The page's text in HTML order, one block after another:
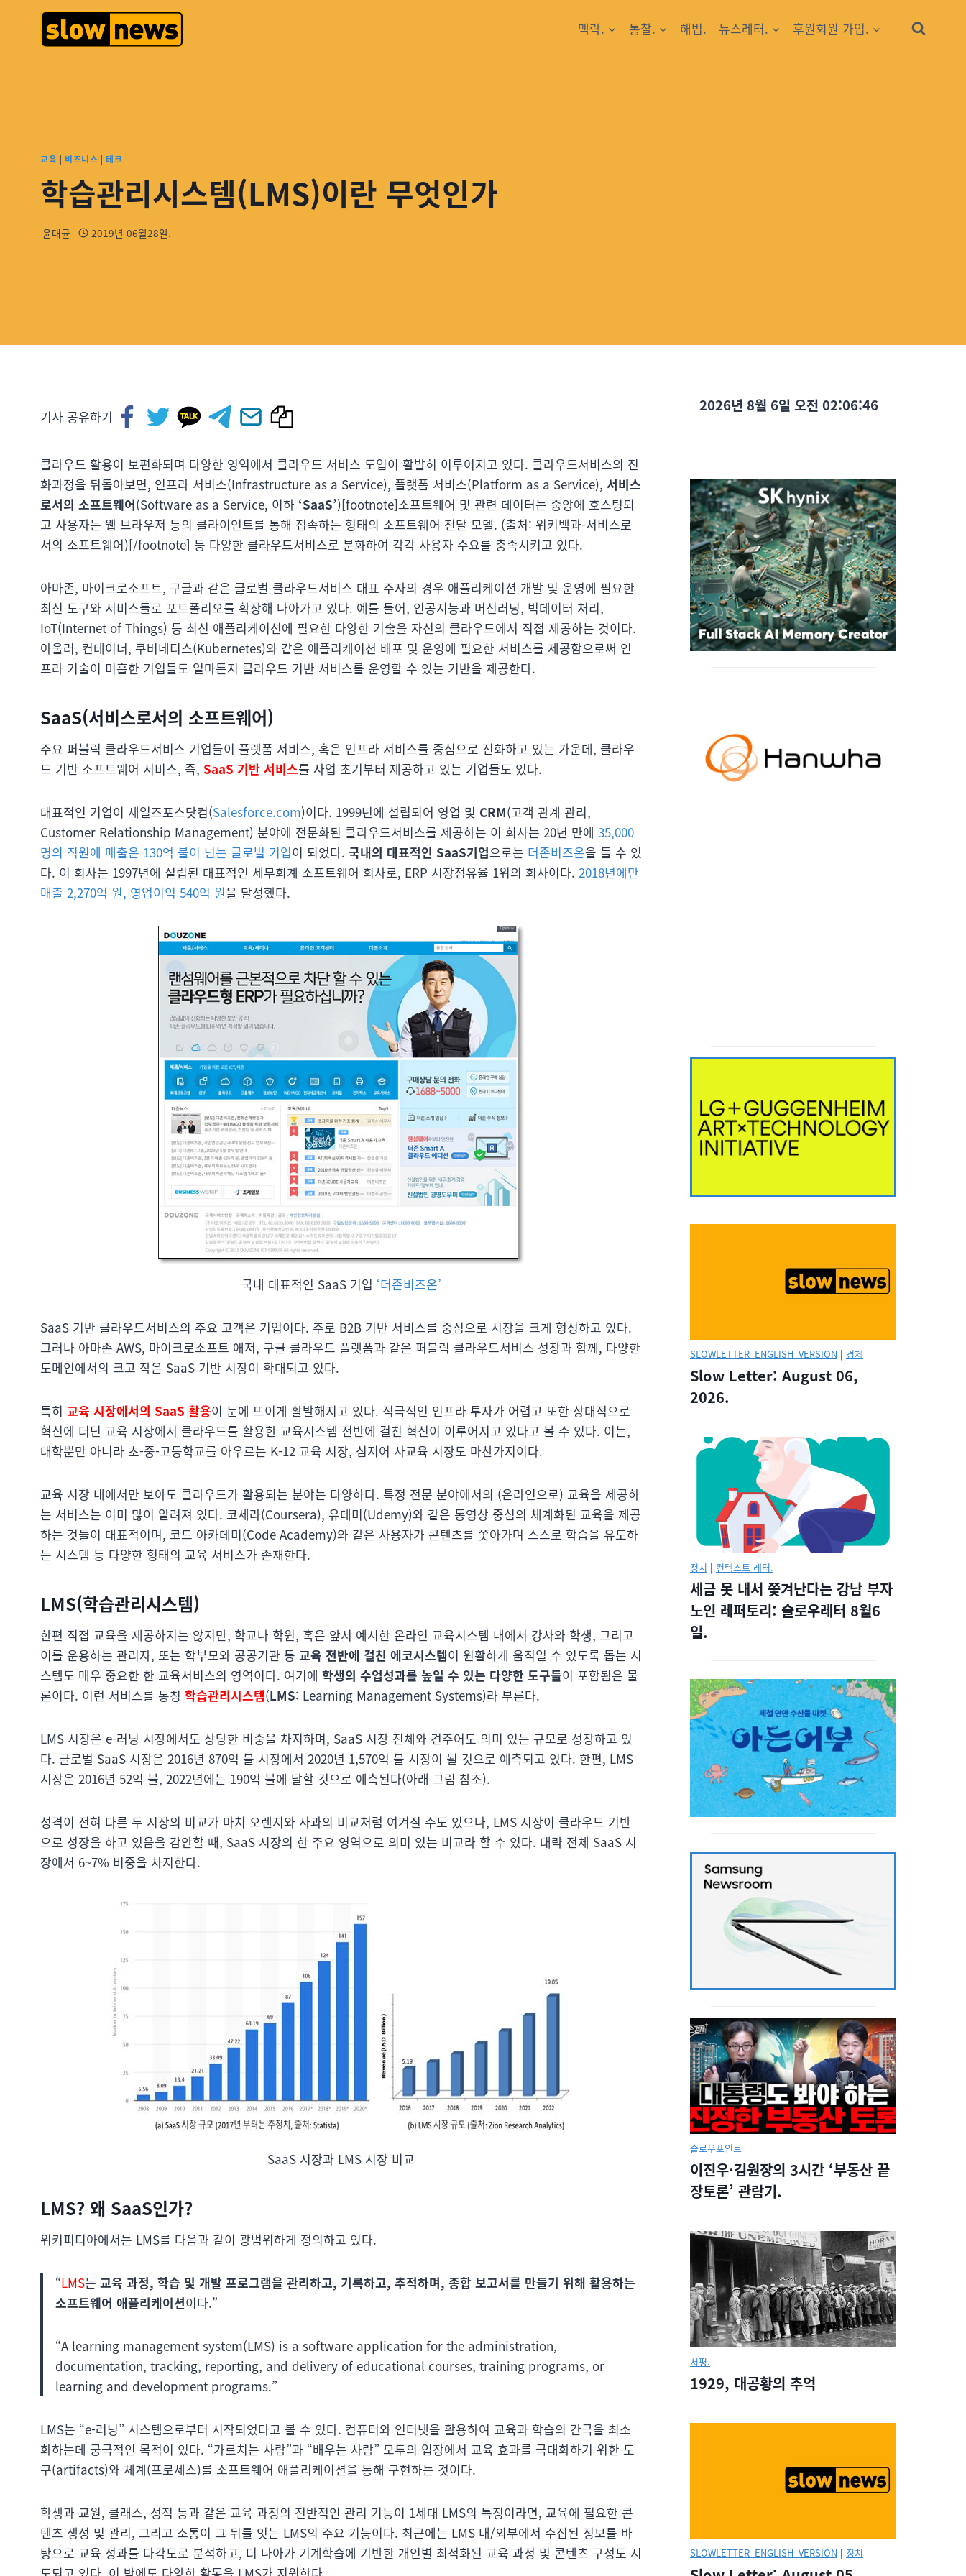
맥락. 통찰. 해법. 뉴스레터. 후원회원 가입.
교육 | 비즈니스 |테크
학습관리시스템(LMS)이란 무엇인가
윤대균 2019년 06월28일.
기사 공유하기
클라우드 활용이 보편화되며 다양한 영역에서 클라우드 서비스 도입이 활발히 이루어지고 있다. 클라우드서비스의 진
화과정을 뒤돌아보면, 인프라 서비스(Infrastructure as a Service), 플랫폼 서비스(Platform as a Service), 서비스
로서의 소프트웨어(Software as a Service, 이하 ‘SaaS’)[footnote]소프트웨어 및 관련 데이터는 중앙에 호스팅되
고 사용자는 웹 브라우저 등의 클라이언트를 통해 접속하는 형태의 소프트웨어 전달 모델. (출처: 위키백과-서비스로
서의 소프트웨어)[/footnote] 등 다양한 클라우드서비스로 분화하여 각각 사용자 수요를 충족시키고 있다.
아마존, 마이크로소프트, 구글과 같은 글로벌 클라우드서비스 대표 주자의 경우 애플리케이션 개발 및 운영에 필요한
최신 도구와 서비스들로 포트폴리오를 확장해 나아가고 있다. 예를 들어, 인공지능과 머신러닝, 빅데이터 처리,
IoT(Internet of Things) 등 최신 애플리케이션에 필요한 다양한 기술을 자신의 클라우드에서 직접 제공하는 것이다.
아울러, 컨테이너, 쿠버네티스(Kubernetes)와 같은 애플리케이션 배포 및 운영에 필요한 서비스를 제공함으로써 인
프라 기술이 미흡한 기업들도 얼마든지 클라우드 기반 서비스를 운영할 수 있는 기반을 제공한다.
SaaS(서비스로서의 소프트웨어)
주요 퍼블릭 클라우드서비스 기업들이 플랫폼 서비스, 혹은 인프라 서비스를 중심으로 진화하고 있는 가운데, 클라우
드 기반 소프트웨어 서비스, 즉, SaaS 기반 서비스를 사업 초기부터 제공하고 있는 기업들도 있다.
대표적인 기업이 세일즈포스닷컴(Salesforce.com)이다. 1999년에 설립되어 영업 및 CRM(고객 관계 관리,
Customer Relationship Management) 분야에 전문화된 클라우드서비스를 제공하는 이 회사는 20년 만에 35,000
명의 직원에 매출은 130억 불이 넘는 글로벌 기업이 되었다. 국내의 대표적인 SaaS기업으로는 더존비즈온을 들 수 있
다. 이 회사는 1997년에 설립된 대표적인 세무회계 소프트웨어 회사로, ERP 시장점유율 1위의 회사이다. 2018년에만
매출 2,270억 원, 영업이익 540억 원을 달성했다.
국내 대표적인 SaaS 기업 ‘더존비즈온’
SaaS 기반 클라우드서비스의 주요 고객은 기업이다. 주로 B2B 기반 서비스를 중심으로 시장을 크게 형성하고 있다.
그러나 아마존 AWS, 마이크로소프트 애저, 구글 클라우드 플랫폼과 같은 퍼블릭 클라우드서비스 성장과 함께, 다양한
도메인에서의 크고 작은 SaaS 기반 시장이 확대되고 있다.
특히 교육 시장에서의 SaaS 활용이 눈에 뜨이게 활발해지고 있다. 적극적인 인프라 투자가 어렵고 또한 상대적으로
혁신에 더딘 교육 시장에서 클라우드를 활용한 교육시스템 전반에 걸친 혁신이 이루어지고 있다고 볼 수 있다. 이는,
대학뿐만 아니라 초-중-고등학교를 아우르는 K-12 교육 시장, 심지어 사교육 시장도 마찬가지이다.
교육 시장 내에서만 보아도 클라우드가 활용되는 분야는 다양하다. 특정 전문 분야에서의 (온라인으로) 교육을 제공하
는 서비스는 이미 많이 알려져 있다. 코세라(Coursera), 유데미(Udemy)와 같은 동영상 중심의 체계화된 교육을 제공
하는 것들이 대표적이며, 코드 아카데미(Code Academy)와 같은 사용자가 콘텐츠를 쫓아가며 스스로 학습을 유도하
는 시스템 등 다양한 형태의 교육 서비스가 존재한다.
LMS(학습관리시스템)
한편 직접 교육을 제공하지는 않지만, 학교나 학원, 혹은 앞서 예시한 온라인 교육시스템 내에서 강사와 학생, 그리고
이를 운용하는 관리자, 또는 학부모와 공공기관 등 교육 전반에 걸친 에코시스템이 원활하게 움직일 수 있도록 돕는 시
스템도 매우 중요한 한 교육서비스의 영역이다. 여기에 학생의 수업성과를 높일 수 있는 다양한 도구들이 포함됨은 물
론이다. 이런 서비스를 통칭 학습관리시스템(LMS: Learning Management Systems)라 부른다.
LMS 시장은 e-러닝 시장에서도 상당한 비중을 차지하며, SaaS 시장 전체와 견주어도 의미 있는 규모로 성장하고 있
다. 글로벌 SaaS 시장은 2016년 870억 불 시장에서 2020년 1,570억 불 시장이 될 것으로 예측되고 있다. 한편, LMS
시장은 2016년 52억 불, 2022년에는 190억 불에 달할 것으로 예측된다(아래 그림 참조).
성격이 전혀 다른 두 시장의 비교가 마치 오렌지와 사과의 비교처럼 여겨질 수도 있으나, LMS 시장이 클라우드 기반
으로 성장을 하고 있음을 감안할 때, SaaS 시장의 한 주요 영역으로 의미 있는 비교라 할 수 있다. 대략 전체 SaaS 시
장에서 6~7% 비중을 차지한다.
SaaS 시장과 LMS 시장 비교
LMS? 왜 SaaS인가?
위키피디아에서는 LMS를 다음과 같이 광범위하게 정의하고 있다.
“LMS는 교육 과정, 학습 및 개발 프로그램을 관리하고, 기록하고, 추적하며, 종합 보고서를 만들기 위해 활용하는
소프트웨어 애플리케이션이다.”
“A learning management system(LMS) is a software application for the administration,
documentation, tracking, reporting, and delivery of educational courses, training programs, or
learning and development programs.”
LMS는 “e-러닝” 시스템으로부터 시작되었다고 볼 수 있다. 컴퓨터와 인터넷을 활용하여 교육과 학습의 간극을 최소
화하는데 궁극적인 목적이 있다. “가르치는 사람”과 “배우는 사람” 모두의 입장에서 교육 효과를 극대화하기 위한 도
구(artifacts)와 체계(프로세스)를 소프트웨어 애플리케이션을 통해 구현하는 것이다.
학생과 교원, 클래스, 성적 등과 같은 교육 과정의 전반적인 관리 기능이 1세대 LMS의 특징이라면, 교육에 필요한 콘
텐츠 생성 및 관리, 그리고 소통이 그 뒤를 잇는 LMS의 주요 기능이다. 최근에는 LMS 내/외부에서 수집된 정보를 바
탕으로 교육 성과를 다각도로 분석하고, 더 나아가 기계학습에 기반한 개인별 최적화된 교육 과정 및 콘텐츠 구성도 시
2026년 8월 6일 오전 02:06:47
SLOWLETTER_ENGLISH_VERSION | 경제
Slow Letter: August 06,
2026.
정치 | 컨텍스트 레터.
세금 못 내서 쫓겨난다는 강남 부자
노인 레퍼토리: 슬로우레터 8월6
일.
슬로우포인트
이진우·김원장의 3시간 ‘부동산 끝
장토론’ 관람기.
서평.
1929, 대공황의 추억
SLOWLETTER_ENGLISH_VERSION | 정치